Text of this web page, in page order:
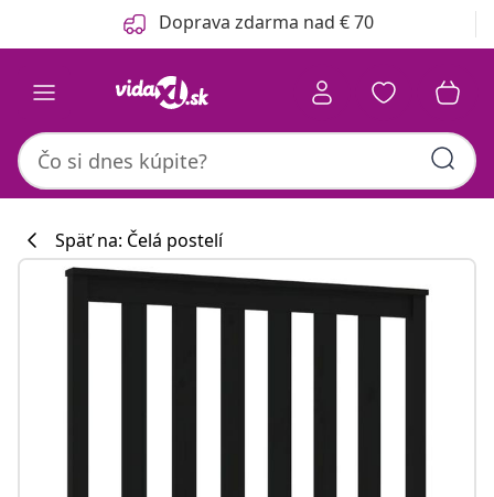
Predchádzajúce Doprava zdarma nad € 70
Späť na: Čelá postelí